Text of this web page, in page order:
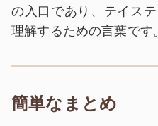
の入口であり、テイス
理解するための言葉です。
簡単なまとめ